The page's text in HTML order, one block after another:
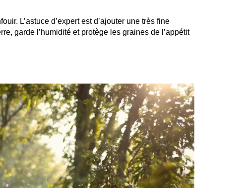
L’astuce d’expert est d’ajouter une très fine
garde l’humidité et protège les graines de l’appétit